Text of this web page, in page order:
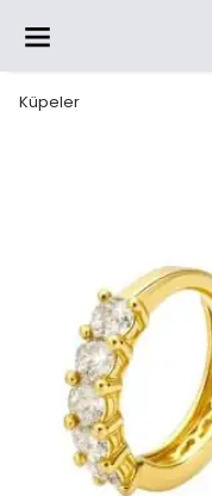
Küpeler